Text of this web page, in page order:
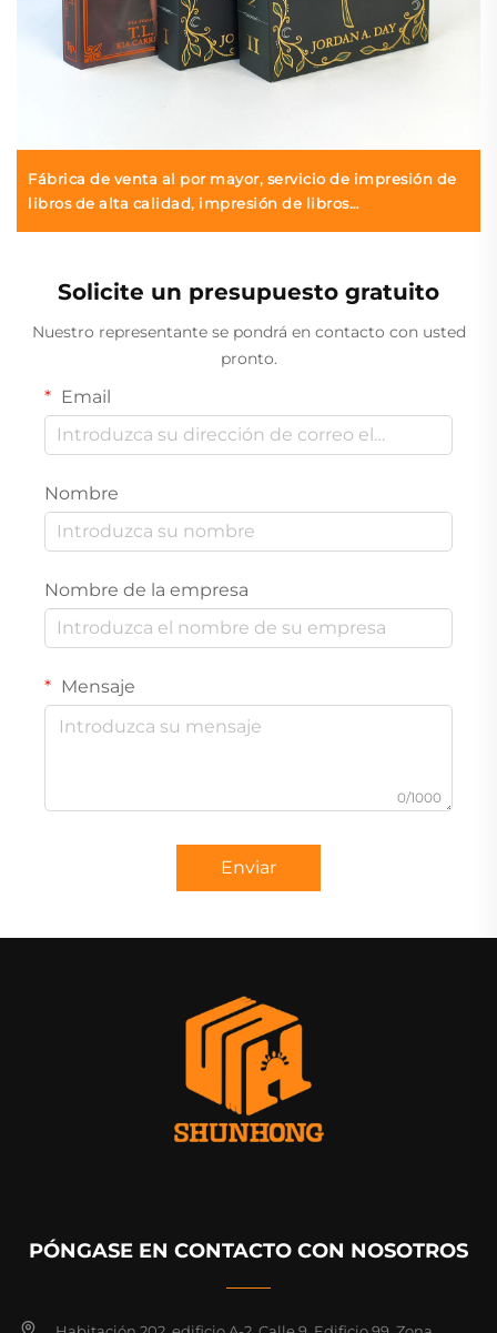
Fábrica de venta al por mayor, servicio de impresión de
libros de alta calidad, impresión de libros
Solicite un presupuesto gratuito
Nuestro representante se pondrá en contacto con usted
pronto.
Email
Nombre
Nombre de la empresa
Mensaje
0/1000
Enviar
PÓNGASE EN CONTACTO CON NOSOTROS